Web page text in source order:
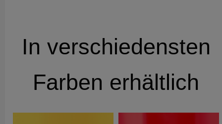
In verschiedensten
Farben erhältlich